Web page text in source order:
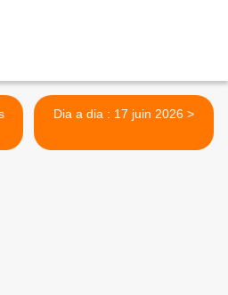
Dia a dia : 17 juin 2026 >